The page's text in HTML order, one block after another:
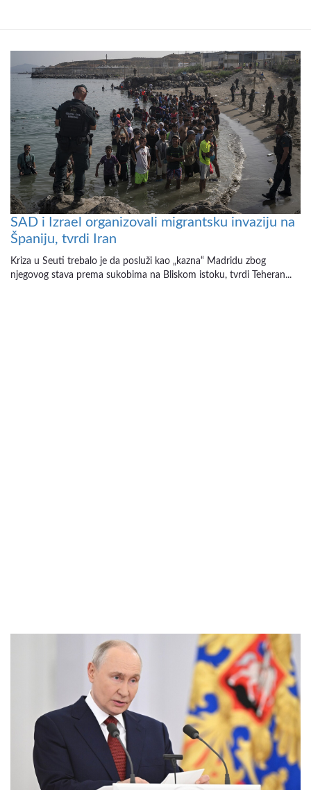
SAD i Izrael organizovali migrantsku invaziju na
Španiju, tvrdi Iran
Kriza u Seuti trebalo je da posluži kao „kazna“ Madridu zbog
njegovog stava prema sukobima na Bliskom istoku, tvrdi Teheran...